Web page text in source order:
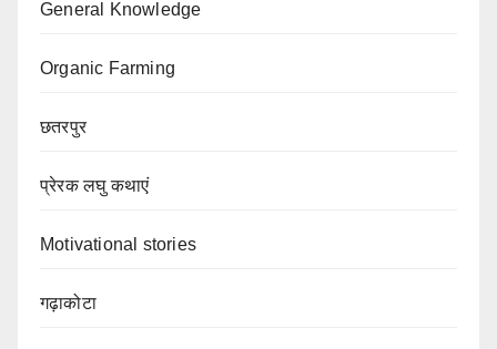
General Knowledge
Organic Farming
छतरपुर
प्रेरक लघु कथाएं
Motivational stories
गढ़ाकोटा